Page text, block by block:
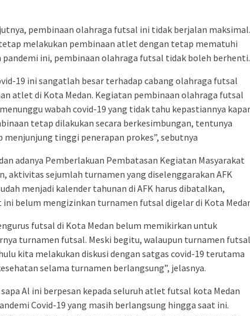
pembinaan olahraga futsal ini tidak berjalan maksimal.
melakukan pembinaan atlet dengan tetap mematuhi
ini, pembinaan olahraga futsal tidak boleh berhenti.
19 ini sangatlah besar terhadap cabang olahraga futsal
atlet di Kota Medan. Kegiatan pembinaan olahraga futsal
wabah covid-19 yang tidak tahu kepastiannya
tetap dilakukan secara berkesimbungan, tentunya
tinggi penerapan prokes”, sebutnya
adanya Pemberlakuan Pembatasan Kegiatan Masyarakat
aktivitas sejumlah turnamen yang diselenggarakan AFK
menjadi kalender tahunan di AFK harus dibatalkan,
ini belum mengizinkan turnamen futsal digelar di Kota
futsal di Kota Medan belum memikirkan untuk
turnamen futsal. Meski begitu, walaupun turnamen futsal
kita melakukan diskusi dengan satgas covid-19 terutama
selama turnamen berlangsung”, jelasnya.
Al ini berpesan kepada seluruh atlet futsal kota Medan
Covid-19 yang masih berlangsung hingga saat ini.